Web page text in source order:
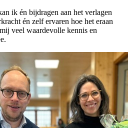
ik én bijdragen aan het verlagen
én zelf ervaren hoe het eraan
veel waardevolle kennis en